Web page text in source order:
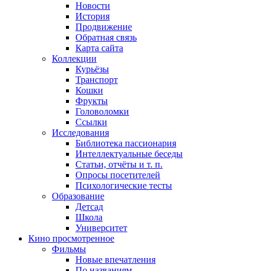
Новости
История
Продвижение
Обратная связь
Карта сайта
Коллекции
Курьёзы
Транспорт
Кошки
Фрукты
Головоломки
Ссылки
Исследования
Библиотека пассионария
Интеллектуальные беседы
Статьи, отчёты и т. п.
Опросы посетителей
Психологические тесты
Образование
Детсад
Школа
Университет
Кино просмотренное
Фильмы
Новые впечатления